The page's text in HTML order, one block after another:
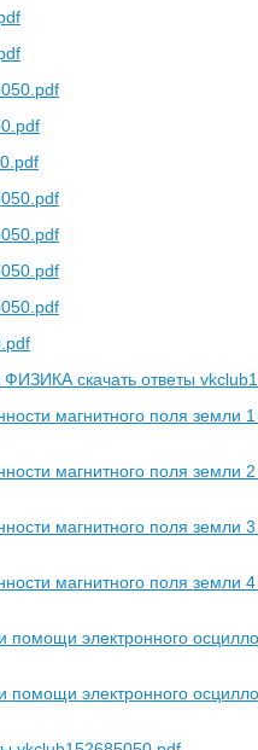
скачать ответы
магнитного поля земли 1
магнитного поля земли 2
магнитного поля земли 3
магнитного поля земли 4
электронного
электронного